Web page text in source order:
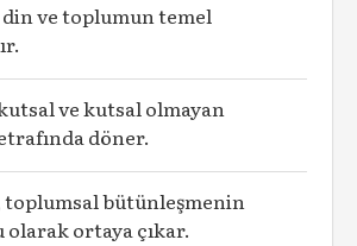
ve toplumun temel
ve kutsal olmayan
döner.
bütünleşmenin
olarak ortaya çıkar.